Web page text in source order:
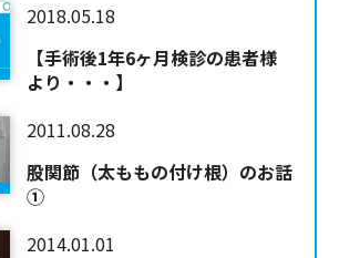
2018.05.18
【手術後1年6ヶ月検診の患者様
より・・・】
2011.08.28
股関節（太ももの付け根）のお話
①
2014.01.01